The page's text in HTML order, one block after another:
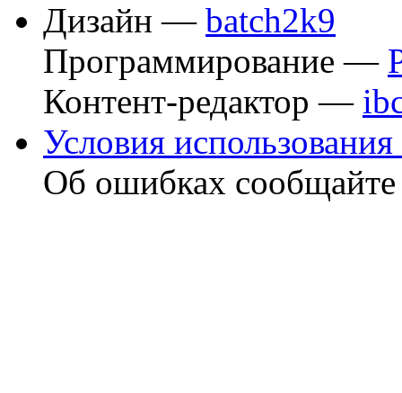
Дизайн — batch2k9
Программирование —
Контент-редактор —
Условия использования
Об ошибках